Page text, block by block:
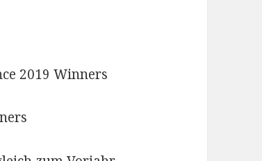
2019 Winners